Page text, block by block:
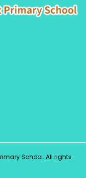
School. All rights